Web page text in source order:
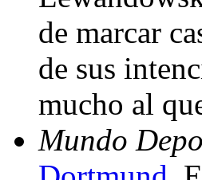
de marcar
de sus
mucho al
Mundo